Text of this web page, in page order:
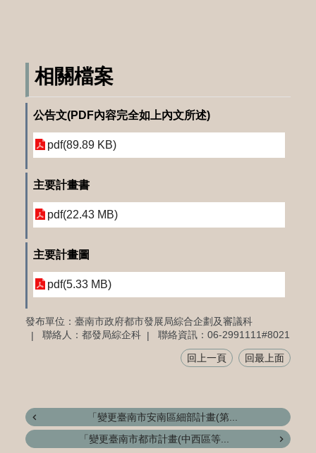
相關檔案
公告文(PDF內容完全如上內文所述)
pdf(89.89 KB)
主要計畫書
pdf(22.43 MB)
主要計畫圖
pdf(5.33 MB)
發布單位：臺南市政府都市發展局綜合企劃及審議科
聯絡人：都發局綜企科
聯絡資訊：06-2991111#8021
回上一頁 回最上面
「變更臺南市安南區細部計畫(第...
「變更臺南市都市計畫(中西區等...